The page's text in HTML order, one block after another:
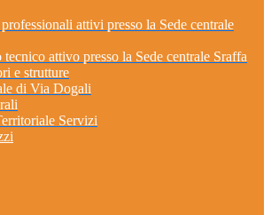
attivi presso la Sede centrale
attivo presso la Sede centrale Sraffa
e strutture
di Via Dogali
Servizi